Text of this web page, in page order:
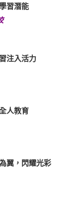
習潛能
注入活力
人教育
翼，閃耀光彩